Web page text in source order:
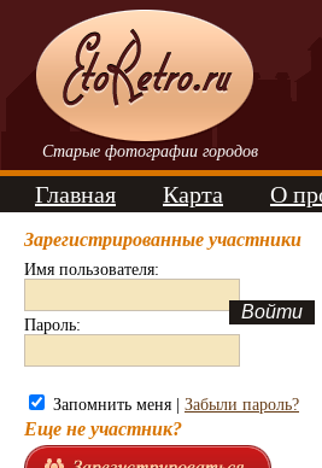
Старые фотографии городов
Главная Карта О
Зарегистрированные участники
Имя пользователя:
Пароль:
Запомнить меня | Забыли пароль?
Еще не участник?